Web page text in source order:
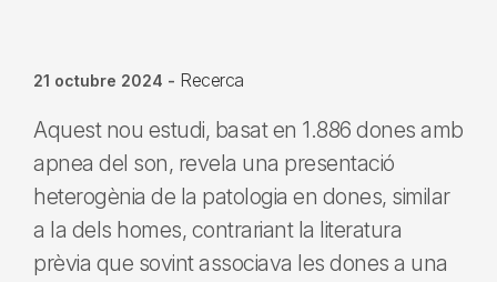
21 octubre 2024 - Recerca
Aquest nou estudi, basat en 1.886 dones amb
apnea del son, revela una presentació
heterogènia de la patologia en dones, similar
a la dels homes, contrariant la literatura
prèvia que sovint associava les dones a una